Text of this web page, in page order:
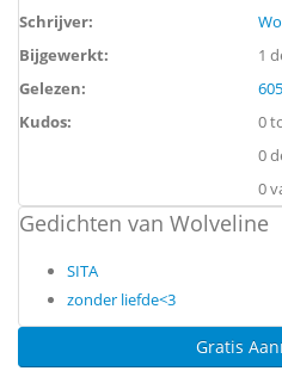
Schrijver:
Bijgewerkt:
1
Gelezen:
605
Kudos:
0
0
0
Gedichten van Wolveline
SITA
zonder liefde<3
Gratis